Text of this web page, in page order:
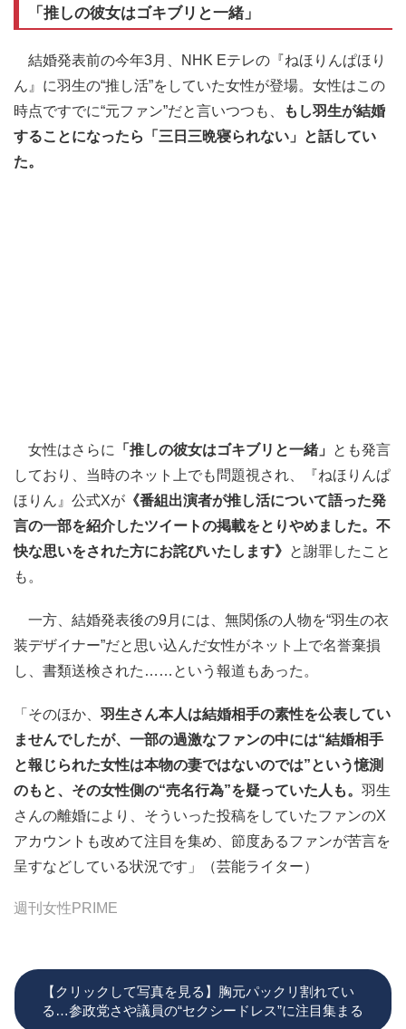
「推しの彼女はゴキブリと一緒」
結婚発表前の今年3月、NHK Eテレの『ねほりんぱほり
ん』に羽生の“推し活”をしていた女性が登場。女性はこの
時点ですでに“元ファン”だと言いつつも、
もし羽生が結婚
することになったら「三日三晩寝られない」と話してい
た。
女性はさらに 「推しの彼女はゴキブリと一緒」
とも発言
しており、当時のネット上でも問題視され、『ねほりんぱ
ほりん』公式Xが 《番組出演者が推し活について語った発
言の一部を紹介したツイートの掲載をとりやめました。不
快な思いをされた方にお詫びいたします》 と謝罪したこと
も。
一方、結婚発表後の9月には、無関係の人物を“羽生の衣
装デザイナー”だと思い込んだ女性がネット上で名誉棄損
し、書類送検された……という報道もあった。
「そのほか、 羽生さん本人は結婚相手の素性を公表してい
ませんでしたが、一部の過激なファンの中には“結婚相手
と報じられた女性は本物の妻ではないのでは”という憶測
のもと、その女性側の“売名行為”を疑っていた人も。 羽生
さんの離婚により、そういった投稿をしていたファンのX
アカウントも改めて注目を集め、節度あるファンが苦言を
呈すなどしている状況です」（芸能ライター）
週刊女性PRIME
【クリックして写真を見る】胸元パックリ割れてい
る…参政党さや議員の“セクシードレス”に注目集まる